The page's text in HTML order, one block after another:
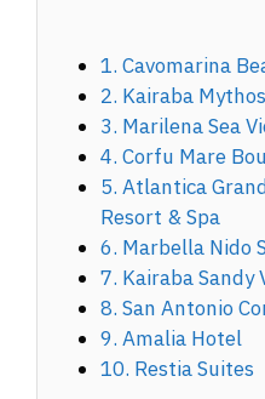
1. Cavomarina
2. Kairaba
3. Marilena Sea
4. Corfu Mare
5. Atlantica
Resort & Spa
6. Marbella Nido
7. Kairaba Sandy
8. San Antonio
9. Amalia Hotel
10. Restia Suites